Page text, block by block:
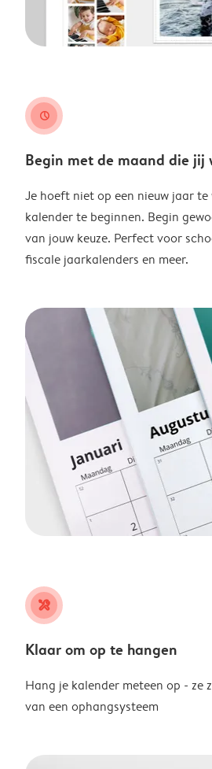
clock
Begin met de maand die jij
Je hoeft niet op een nieuw jaar
kalender te beginnen. Begin
van jouw keuze. Perfect voor
fiscale jaarkalenders en meer.
tools
Klaar om op te hangen
Hang je kalender meteen op - ze
van een ophangsysteem